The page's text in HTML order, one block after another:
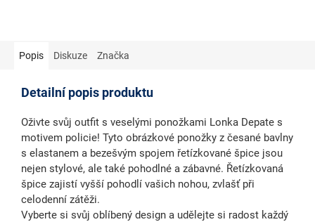
Popis Diskuze Značka
Detailní popis produktu
Oživte svůj outfit s veselými ponožkami Lonka Depate s
motivem policie! Tyto obrázkové ponožky z česané bavlny
s elastanem a bezešvým spojem řetízkované špice jsou
nejen stylové, ale také pohodlné a zábavné. Řetízkovaná
špice zajistí vyšší pohodlí vašich nohou, zvlašť při
celodenní zátěži.
Vyberte si svůj oblíbený design a udělejte si radost každý